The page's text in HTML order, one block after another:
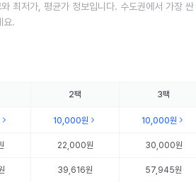
최저가, 평균가 정보입니다. 수도권에서 가장 싼
요.
2팩 3팩
10,000원 10,000원
22,000원 30,000원
39,616원 57,945원